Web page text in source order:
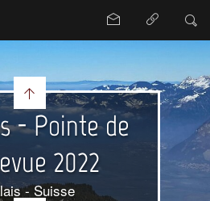
- Pointe de
2022
- Suisse